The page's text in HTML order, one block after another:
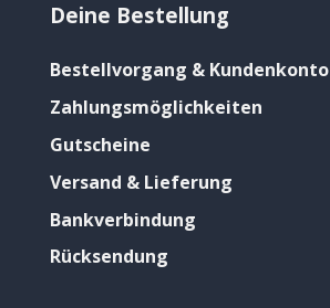
Deine Bestellung
Bestellvorgang & Kundenkonto
Zahlungsmöglichkeiten
Gutscheine
Versand & Lieferung
Bankverbindung
Rücksendung